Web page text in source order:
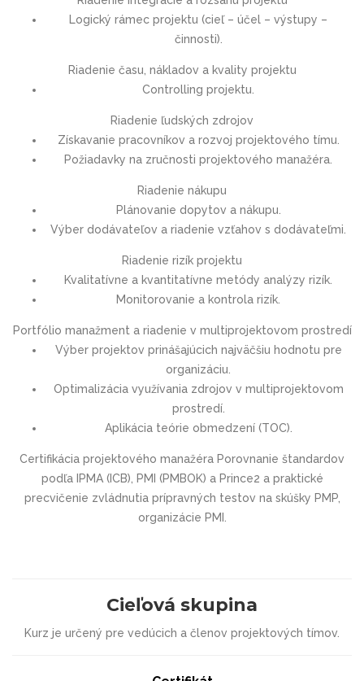
Logický rámec projektu (cieľ – účel – výstupy –
činnosti).
Riadenie času, nákladov a kvality projektu
Controlling projektu.
Riadenie ľudských zdrojov
Získavanie pracovníkov a rozvoj projektového tímu.
Požiadavky na zručnosti projektového manažéra.
Riadenie nákupu
Plánovanie dopytov a nákupu.
Výber dodávateľov a riadenie vzťahov s dodávateľmi.
Riadenie rizík projektu
Kvalitatívne a kvantitatívne metódy analýzy rizík.
Monitorovanie a kontrola rizík.
Portfólio manažment a riadenie v multiprojektovom prostredí
Výber projektov prinášajúcich najväčšiu hodnotu pre
organizáciu.
Optimalizácia využívania zdrojov v multiprojektovom
prostredí.
Aplikácia teórie obmedzení (TOC).
Certifikácia projektového manažéra Porovnanie štandardov
podľa IPMA (ICB), PMI (PMBOK) a Prince2 a praktické
precvičenie zvládnutia prípravných testov na skúšky PMP,
organizácie PMI.
Cieľová skupina
Kurz je určený pre vedúcich a členov projektových tímov.